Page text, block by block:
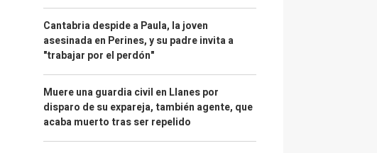
Cantabria despide a Paula, la joven
asesinada en Perines, y su padre invita a
"trabajar por el perdón"
Muere una guardia civil en Llanes por
disparo de su expareja, también agente, que
acaba muerto tras ser repelido